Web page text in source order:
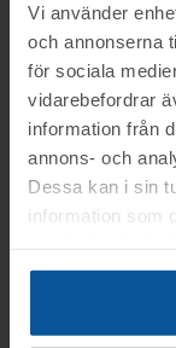
Vi använder
och annonserna
för sociala
vidarebefordrar
information från
annons- och
Dessa kan i sin
information som
Växellåda: -
Färg: GRÅ
Effekt (kW):
Antal
Körförbud: